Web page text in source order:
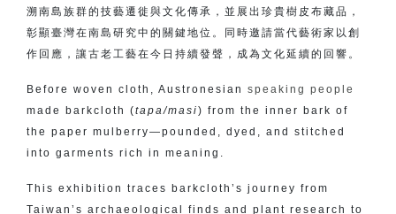
溯南島族群的技藝遷徙與文化傳承，並展出珍貴樹皮布藏品，
彰顯臺灣在南島研究中的關鍵地位。同時邀請當代藝術家以創
作回應，讓古老工藝在今日持續發聲，成為文化延續的回響。
Before woven cloth, Austronesian speaking people
made barkcloth (tapa/masi) from the inner bark of
the paper mulberry—pounded, dyed, and stitched
into garments rich in meaning.
This exhibition traces barkcloth’s journey from
Taiwan’s archaeological finds and plant research to